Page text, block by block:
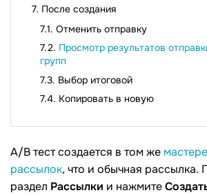
После создания
Отменить отправку
Просмотр результатов
групп
Выбор итоговой
Копировать в новую
A/B тест создается в том же
рассылок, что и обычная рассылка.
раздел Рассылки и нажмите